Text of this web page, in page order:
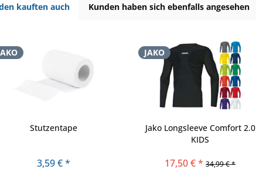
kauften auch Kunden haben sich ebenfalls angesehen
Stutzentape
3,59 € *
JAKO
Jako Longsleeve Comfort 2.0
KIDS
17,50 € * 34,99 € *